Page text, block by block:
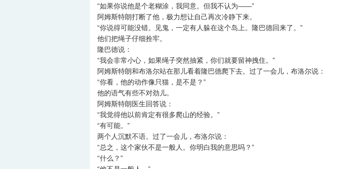
“如果你说他是个老糊涂，我同意。但我不认为——”
阿姆斯特朗打断了他，极力想让自己再次冷静下来。
“你说得可能没错。见鬼，一定有人躲在这个岛上。隆巴德回来了。”
他们把绳子仔细拴牢。
隆巴德说：
“我会非常小心，如果绳子突然抽紧，你们就要留神拽住。”
阿姆斯特朗和布洛尔站在那儿看着隆巴德爬下去。过了一会儿，布洛尔说：
“你看，他的动作像只猫，是不是？”
他的语气有些不对劲儿。
阿姆斯特朗医生回答说：
“我觉得他以前肯定有很多爬山的经验。”
“有可能。”
两个人沉默不语。过了一会儿，布洛尔说：
“总之，这个家伙不是一般人。你明白我的意思吗？”
“什么？”